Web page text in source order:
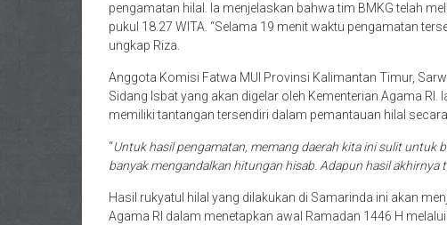
pengamatan hilal. Ia menjelaskan bahwa tim BMKG telah
pukul 18.27 WITA. “Selama 19 menit waktu pengamatan
ungkap Riza.
Anggota Komisi Fatwa MUI Provinsi Kalimantan Timur,
Sidang Isbat yang akan digelar oleh Kementerian Agama
memiliki tantangan tersendiri dalam pemantauan hilal
“Untuk hasil pengamatan, memang daerah kita ini sulit untuk
banyak mengandalkan hitungan hisab. Adapun hasil akhirnya
Hasil rukyatul hilal yang dilakukan di Samarinda ini akan
Agama RI dalam menetapkan awal Ramadan 1446 H